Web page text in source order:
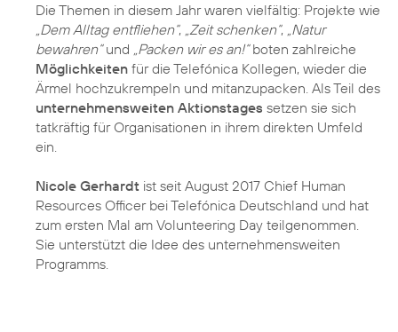
Die Themen in diesem Jahr waren vielfältig: Projekte wie
„Dem Alltag entfliehen“, „Zeit schenken“, „Natur
bewahren“und „Packen wir es an!“boten zahlreiche
Möglichkeiten für die Telefónica Kollegen, wieder die
Ärmel hochzukrempeln und mitanzupacken. Als Teil des
unternehmensweiten Aktionstages setzen sie sich
tatkräftig für Organisationen in ihrem direkten Umfeld
ein.
Nicole Gerhardt ist seit August 2017 Chief Human
Resources Officer bei Telefónica Deutschland und hat
zum ersten Mal am Volunteering Day teilgenommen.
Sie unterstützt die Idee des unternehmensweiten
Programms.